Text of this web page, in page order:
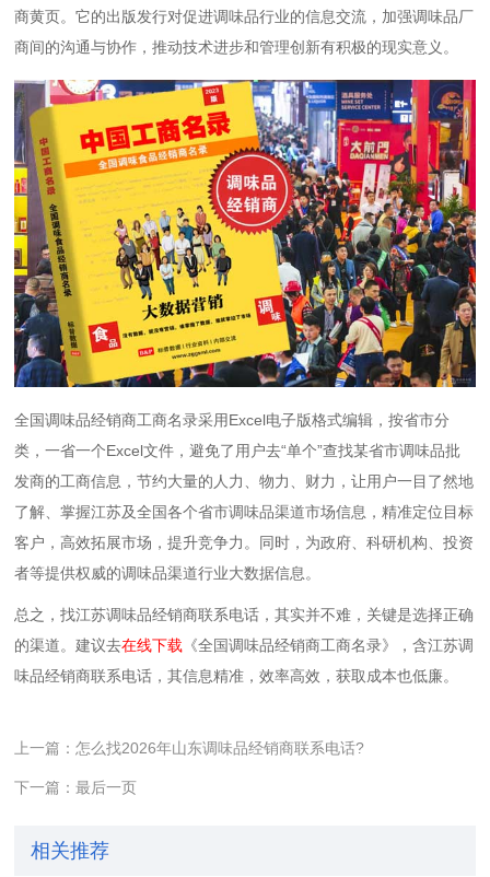
商黄页。它的出版发行对促进调味品行业的信息交流，加强调味品厂
商间的沟通与协作，推动技术进步和管理创新有积极的现实意义。
全国调味品经销商工商名录采用Excel电子版格式编辑，按省市分
类，一省一个Excel文件，避免了用户去“单个”查找某省市调味品批
发商的工商信息，节约大量的人力、物力、财力，让用户一目了然地
了解、掌握江苏及全国各个省市调味品渠道市场信息，精准定位目标
客户，高效拓展市场，提升竞争力。同时，为政府、科研机构、投资
者等提供权威的调味品渠道行业大数据信息。
总之，找江苏调味品经销商联系电话，其实并不难，关键是选择正确
的渠道。建议去在线下载 《全国调味品经销商工商名录》，含江苏调
味品经销商联系电话，其信息精准，效率高效，获取成本也低廉。
上一篇：怎么找2026年山东调味品经销商联系电话?
下一篇：最后一页
相关推荐